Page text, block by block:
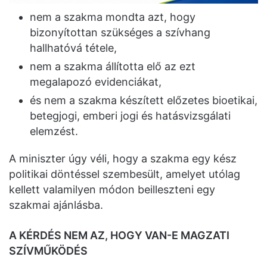
nem a szakma mondta azt, hogy
bizonyítottan szükséges a szívhang
hallhatóvá tétele,
nem a szakma állította elő az ezt
megalapozó evidenciákat,
és nem a szakma készített előzetes bioetikai,
betegjogi, emberi jogi és hatásvizsgálati
elemzést.
A miniszter úgy véli, hogy a szakma egy kész
politikai döntéssel szembesült, amelyet utólag
kellett valamilyen módon beilleszteni egy
szakmai ajánlásba.
A KÉRDÉS NEM AZ, HOGY VAN-E MAGZATI
SZÍVMŰKÖDÉS